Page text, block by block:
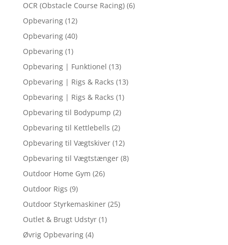
OCR (Obstacle Course Racing) (6)
Opbevaring (12)
Opbevaring (40)
Opbevaring (1)
Opbevaring | Funktionel (13)
Opbevaring | Rigs & Racks (13)
Opbevaring | Rigs & Racks (1)
Opbevaring til Bodypump (2)
Opbevaring til Kettlebells (2)
Opbevaring til Vægtskiver (12)
Opbevaring til Vægtstænger (8)
Outdoor Home Gym (26)
Outdoor Rigs (9)
Outdoor Styrkemaskiner (25)
Outlet & Brugt Udstyr (1)
Øvrig Opbevaring (4)